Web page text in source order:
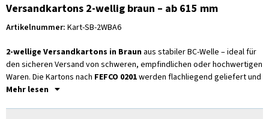
Versandkartons 2-wellig braun – ab 615 mm
Artikelnummer: Kart-SB-2WBA6
2-wellige Versandkartons in Braun aus stabiler BC-Welle – ideal für
den sicheren Versand von schweren, empfindlichen oder hochwertigen
Waren. Die Kartons nach FEFCO 0201werden flachliegend geliefert und
sind in vielen praxisgerechten Größen erhältlich.
Stabile 2-wellige Qualitätfür Versand, Lager und Industrie
Mehr lesen